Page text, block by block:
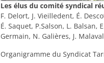
Les élus du comité syndical
F. Delort, J. Vieilledent, É.
É. Saquet, P.Salson, L. Balsan,
Germain, N. Galières, J.
Organigramme du Syndicat